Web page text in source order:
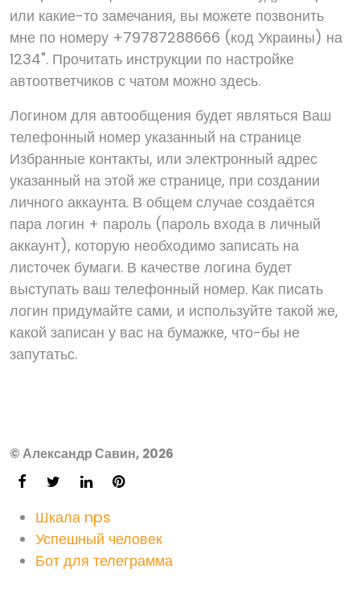
или какие-то замечания, вы можете позвонить
мне по номеру +79787288666 (код Украины) на
1234". Прочитать инструкции по настройке
автоответчиков с чатом можно здесь.
Логином для автообщения будет являться Ваш
телефонный номер указанный на странице
Избранные контакты, или электронный адрес
указанный на этой же странице, при создании
личного аккаунта. В общем случае создаётся
пара логин + пароль (пароль входа в личный
аккаунт), которую необходимо записать на
листочек бумаги. В качестве логина будет
выступать ваш телефонный номер. Как писать
логин придумайте сами, и используйте такой же,
какой записан у вас на бумажке, что-бы не
запутатьс.
© Александр Савин, 2026
Шкала nps
Успешный человек
Бот для телеграмма